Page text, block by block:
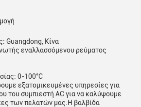
Guangdong, Κίνα
εναλλασσόμενου ρεύματος
0-100°C
εξατομικευμένες υπηρεσίες για
του συμπιεστή AC για να καλύψουμε
των πελατών μας.Η βαλβίδα